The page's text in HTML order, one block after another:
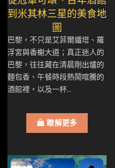
到米其林三星的美食地
圖
巴黎，不只是艾菲爾鐵塔、羅
浮宮與香榭大道；真正迷人的
巴黎，往往藏在清晨剛出爐的
麵包香、午餐時段熱鬧喧騰的
酒館裡，以及一杯..
瞭解更多